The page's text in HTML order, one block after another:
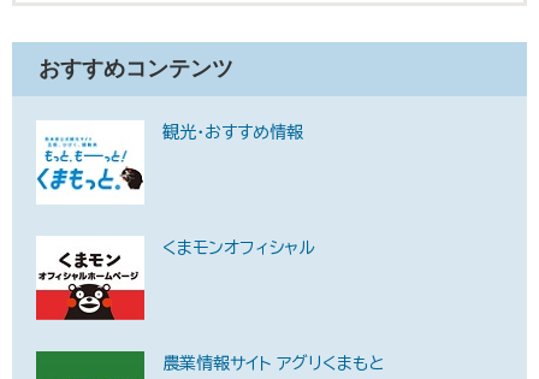
おすすめコンテンツ
観光・おすすめ情報
くまモンオフィシャル
農業情報サイト アグリくまもと